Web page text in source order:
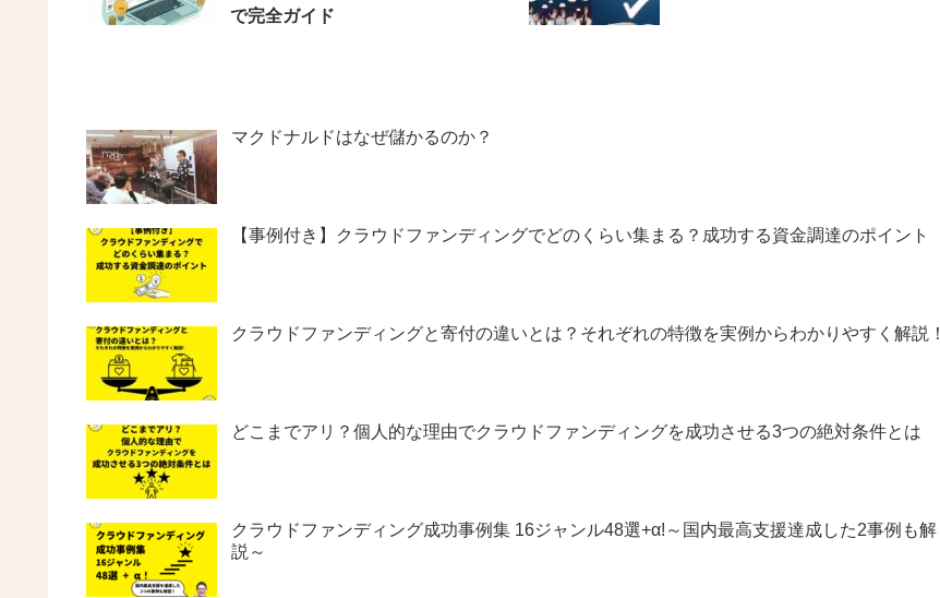
で完全ガイド
マクドナルドはなぜ儲かるのか？
【事例付き】クラウドファンディングでどのくらい集まる？成功する資金調達のポイント
クラウドファンディングと寄付の違いとは？それぞれの特徴を実例からわかりやすく解説！
どこまでアリ？個人的な理由でクラウドファンディングを成功させる3つの絶対条件とは
クラウドファンディング成功事例集 16ジャンル48選+α!～国内最高支援達成した2事例も解
説～